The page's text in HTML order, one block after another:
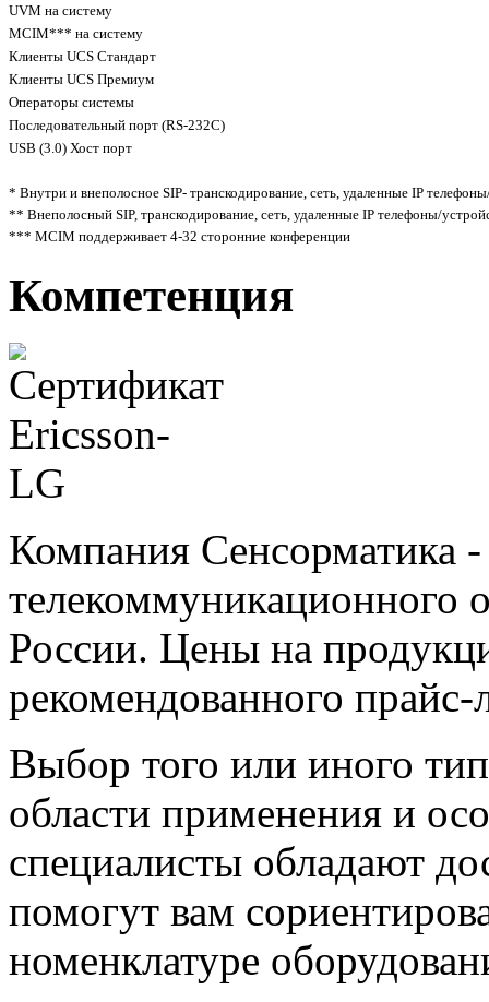
UVM на систему
MCIM*** на систему
Клиенты UCS Стандарт
Клиенты UCS Премиум
Операторы системы
Последовательный порт (RS-232C)
USB (3.0) Хост порт
* Внутри и внеполосное SIP- транскодирование, сеть, удаленные IP
** Внеполосный SIP, транскодирование, сеть, удаленные IP телефоны/
*** MCIM поддерживает 4-32 сторонние конференции
Компетенция
Компания Сенсорматика
телекоммуникационного
России. Цены на
рекомендованного прайс-
Выбор того или иного
области применения и
специалисты обладают
помогут вам
номенклатуре